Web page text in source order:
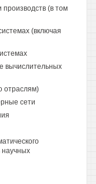
производств (в том
(включая
вычислительных
отраслям)
сети
научных